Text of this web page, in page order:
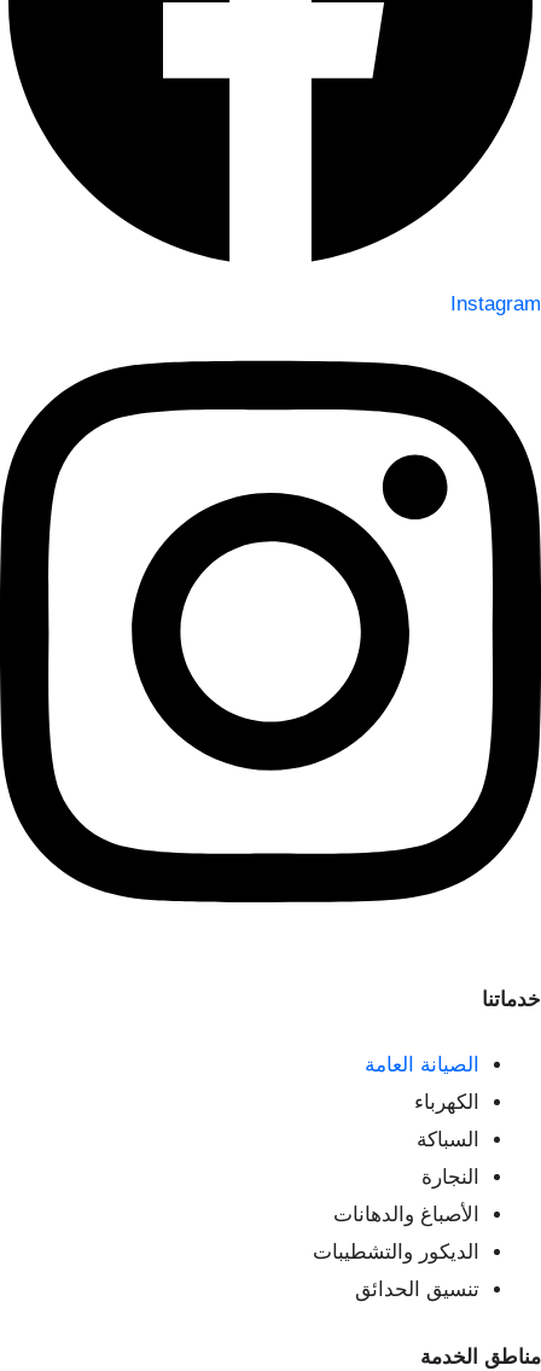
Instagram
خدماتنا
الصيانة العامة
الكهرباء
السباكة
النجارة
الأصباغ والدهانات
الديكور والتشطيبات
تنسيق الحدائق
مناطق الخدمة